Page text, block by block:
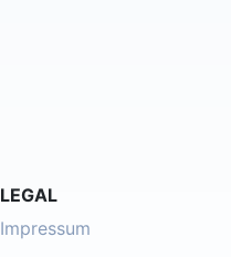
LEGAL
Impressum